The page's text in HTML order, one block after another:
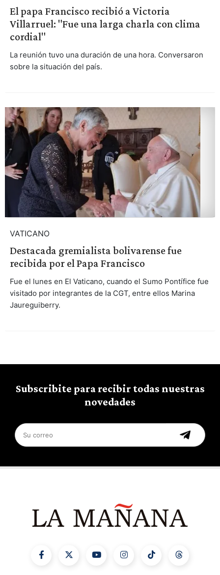
El papa Francisco recibió a Victoria
Villarruel: "Fue una larga charla con clima
cordial"
La reunión tuvo una duración de una hora. Conversaron
sobre la situación del país.
VATICANO
Destacada gremialista bolivarense fue
recibida por el Papa Francisco
Fue el lunes en El Vaticano, cuando el Sumo Pontífice fue
visitado por integrantes de la CGT, entre ellos Marina
Jaureguiberry.
Subscribite para recibir todas nuestras
novedades